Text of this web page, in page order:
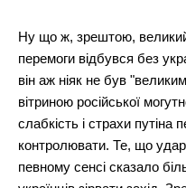
Ну що ж, зрештою,
перемоги відбувся без
він аж ніяк не був
вітриною російської
слабкість і страхи путіна
контролювати. Те, що
певному сенсі сказало